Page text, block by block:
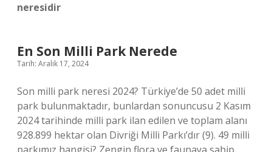
neresidir
En Son Milli Park Nerede
Tarih: Aralık 17, 2024
Son milli park neresi 2024? Türkiye’de 50 adet milli
park bulunmaktadır, bunlardan sonuncusu 2 Kasım
2024 tarihinde milli park ilan edilen ve toplam alanı
928.899 hektar olan Divriği Milli Parkı’dır (9). 49 milli